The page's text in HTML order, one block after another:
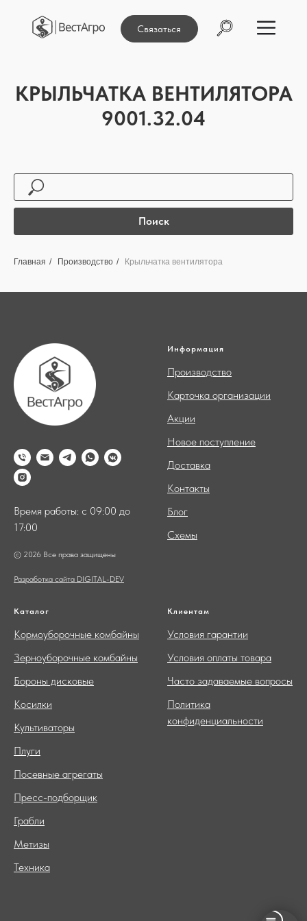
Связаться
КРЫЛЬЧАТКА ВЕНТИЛЯТОРА
9001.32.04
Поиск
Главная / Производство / Крыльчатка вентилятора
Время работы: с 09:00 до
17:00
© 2026 Все права защищены
Разработка сайта DIGITAL-DEV
Информация
Производство
Карточка организации
Акции
Новое поступление
Доставка
Контакты
Блог
Схемы
Каталог
Кормоуборочные комбайны
Зерноуборочные комбайны
Бороны дисковые
Косилки
Культиваторы
Плуги
Посевные агрегаты
Пресс-подборщик
Грабли
Метизы
Техника
Клиентам
Условия гарантии
Условия оплаты товара
Часто задаваемые вопросы
Политика
конфиденциальности